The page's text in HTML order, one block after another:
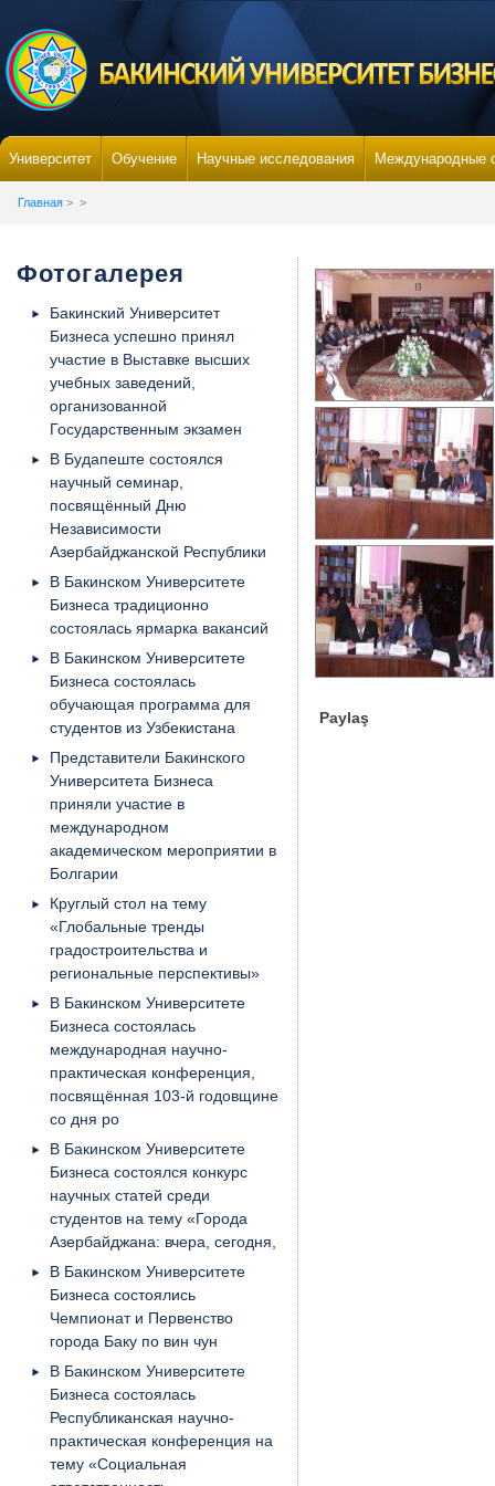
Университет Обучение Научные исследования Международные
Главная > >
Фотогалерея
Бакинский Университет
Бизнеса успешно принял
участие в Выставке высших
учебных заведений,
организованной
Государственным экзамен
В Будапеште состоялся
научный семинар,
посвящённый Дню
Независимости
Азербайджанской Республики
В Бакинском Университете
Бизнеса традиционно
состоялась ярмарка вакансий
В Бакинском Университете
Бизнеса состоялась
обучающая программа для
студентов из Узбекистана
Представители Бакинского
Университета Бизнеса
приняли участие в
международном
академическом мероприятии в
Болгарии
Круглый стол на тему
«Глобальные тренды
градостроительства и
региональные перспективы»
В Бакинском Университете
Бизнеса состоялась
международная научно-
практическая конференция,
посвящённая 103-й годовщине
со дня ро
В Бакинском Университете
Бизнеса состоялся конкурс
научных статей среди
студентов на тему «Города
Азербайджана: вчера, сегодня,
В Бакинском Университете
Бизнеса состоялись
Чемпионат и Первенство
города Баку по вин чун
В Бакинском Университете
Бизнеса состоялась
Республиканская научно-
практическая конференция на
тему «Социальная
Paylaş